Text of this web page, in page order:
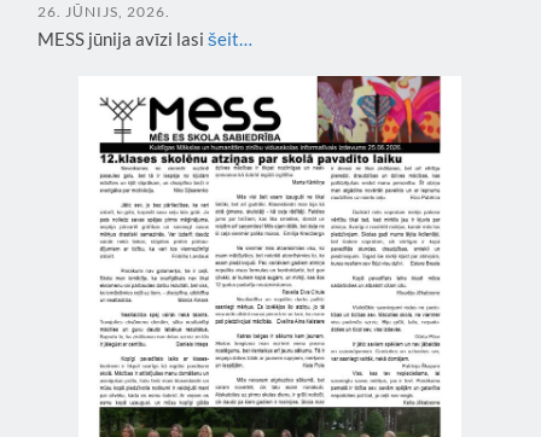
26. JŪNIJS, 2026.
MESS jūnija avīzi lasišeit…